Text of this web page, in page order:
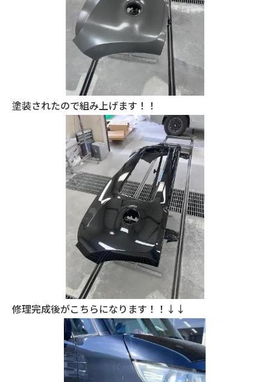
塗装されたので組み上げます！！
修理完成後がこちらになります！！↓↓